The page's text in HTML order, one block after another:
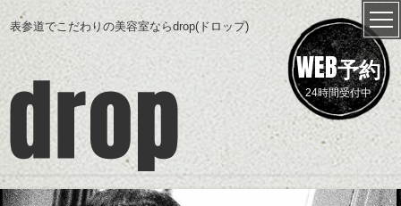
表参道でこだわりの美容室ならdrop(ドロップ)
WEB予約
24時間受付中